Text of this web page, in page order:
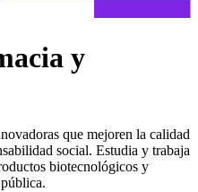
y
que mejoren la calidad
social. Estudia y trabaja
biotecnológicos y